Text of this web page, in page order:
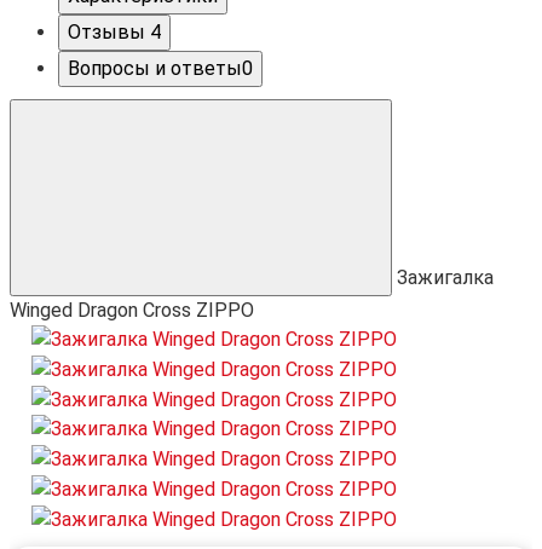
Отзывы 4
Вопросы и ответы0
Зажигалка
Winged Dragon Cross ZIPPO